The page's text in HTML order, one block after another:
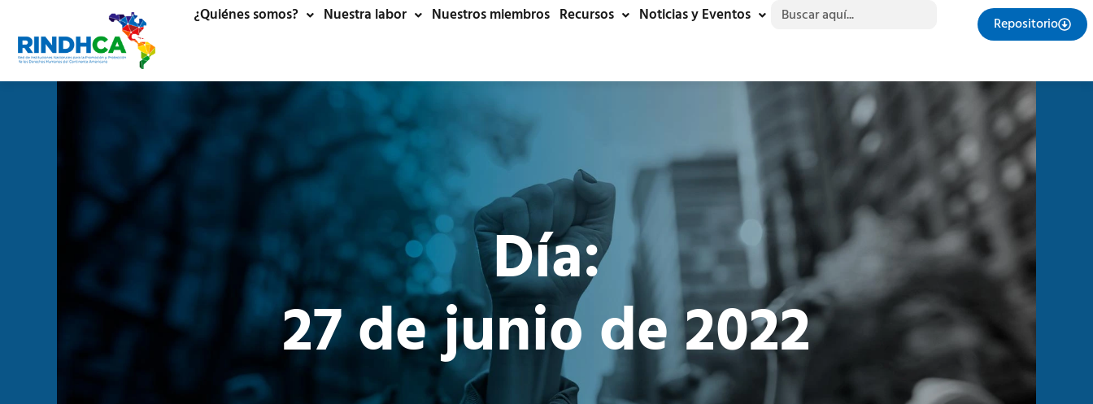
¿Quiénes somos? Nuestra labor Nuestros miembros Recursos Noticias y Eventos Buscar:
Repositorio
Día:
27 de junio de 2022